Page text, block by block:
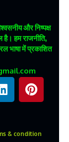
और निष्पक्ष
है। हम राजनीति,
भाषा में प्रकाशित
& condition